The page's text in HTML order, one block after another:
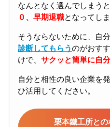
なんとなく選んでしまう
０、早期退職となってし
そうならないために、自
診断してもらうのがおす
けで、 サクッと簡単に自
自分と相性の良い企業を
ひ活用してください。
栗本鐵工所との